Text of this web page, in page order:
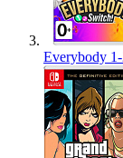
Everybody